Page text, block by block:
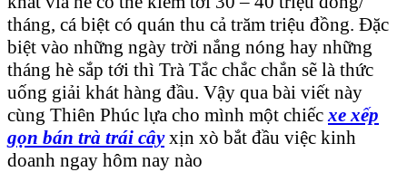
tháng, cá biệt có quán thu cả trăm triệu đồng. Đặc
biệt vào những ngày trời nắng nóng hay những
tháng hè sắp tới thì Trà Tắc chắc chắn sẽ là thức
uống giải khát hàng đầu. Vậy qua bài viết này
cùng Thiên Phúc lựa cho mình một chiếcxe xếp
gọn bán trà trái cây xịn xò bắt đầu việc kinh
doanh ngay hôm nay nào